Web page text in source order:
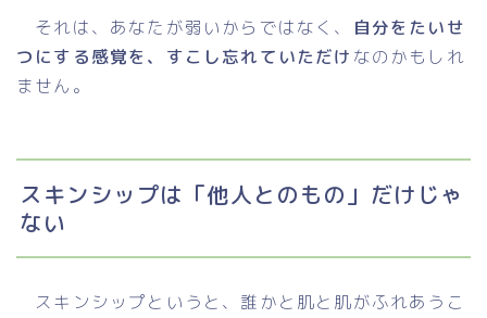
それは、あなたが弱いからではなく、
自分をたいせ
つにする感覚を、すこし忘れていただけ なのかもしれ
ません。
スキンシップは「他人とのもの」だけじゃ
ない
スキンシップというと、誰かと肌と肌がふれあうこ